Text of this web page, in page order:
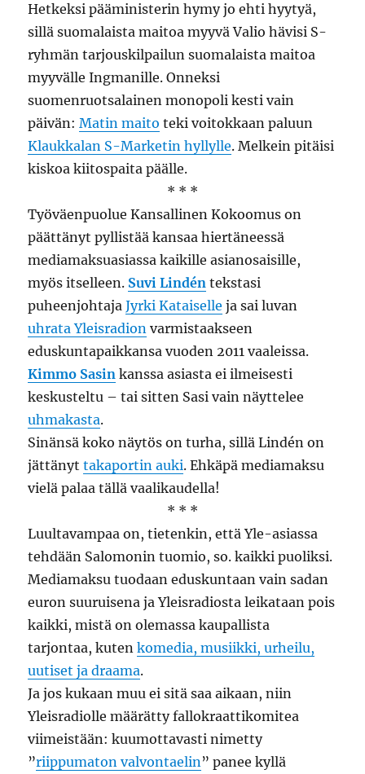
Hetkeksi pääministerin hymy jo ehti hyytyä,
sillä suomalaista maitoa myyvä Valio hävisi S-
ryhmän tarjouskilpailun suomalaista maitoa
myyvälle Ingmanille. Onneksi
suomenruotsalainen monopoli kesti vain
päivän:Matin maito teki voitokkaan paluun
Klaukkalan S-Marketin hyllylle. Melkein pitäisi
kiskoa kiitospaita päälle.
* * *
Työväenpuolue Kansallinen Kokoomus on
päättänyt pyllistää kansaa hiertäneessä
mediamaksuasiassa kaikille asianosaisille,
myös itselleen. Suvi Lindén tekstasi
puheenjohtajaJyrki Kataiselle ja sai luvan
uhrata Yleisradion varmistaakseen
eduskuntapaikkansa vuoden 2011 vaaleissa.
Kimmo Sasin kanssa asiasta ei ilmeisesti
keskusteltu – tai sitten Sasi vain näyttelee
uhmakasta.
Sinänsä koko näytös on turha, sillä Lindén on
jättänyttakaportin auki. Ehkäpä mediamaksu
vielä palaa tällä vaalikaudella!
* * *
Luultavampaa on, tietenkin, että Yle-asiassa
tehdään Salomonin tuomio, so. kaikki puoliksi.
Mediamaksu tuodaan eduskuntaan vain sadan
euron suuruisena ja Yleisradiosta leikataan pois
kaikki, mistä on olemassa kaupallista
tarjontaa, kutenkomedia, musiikki, urheilu,
uutiset ja draama.
Ja jos kukaan muu ei sitä saa aikaan, niin
Yleisradiolle määrätty fallokraattikomitea
viimeistään: kuumottavasti nimetty
”riippumaton valvontaelin” panee kyllä